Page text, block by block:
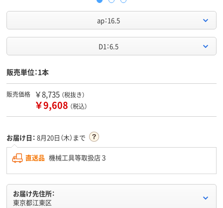
ap：16.5
D1：6.5
販売単位：1本
販売価格 ￥8,735 （税抜き）
￥9,608 （税込）
お届け日： 8月20日（木）まで
直送品 機械工具等取扱店３
お届け先住所：
東京都江東区